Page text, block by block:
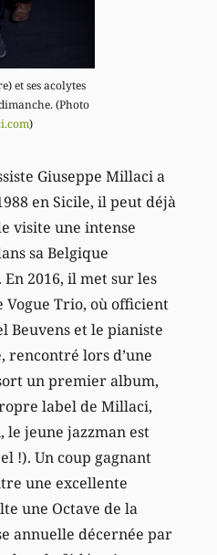
et ses acolytes
(Photo
)
Giuseppe Millaci a
en Sicile, il peut déjà
visite une intense
sa Belgique
2016, il met sur les
Vogue Trio, où officient
Beuvens et le pianiste
rencontré lors d’une
un premier album,
label de Millaci,
le jeune jazzman est
!). Un coup gagnant
une excellente
une Octave de la
annuelle décernée par